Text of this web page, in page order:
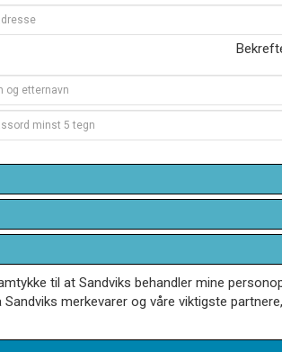
til at Sandviks behandler mine
merkevarer og våre viktigste